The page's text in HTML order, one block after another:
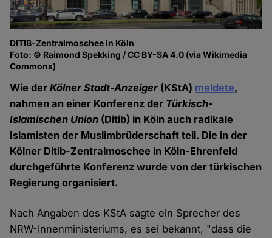
DITIB-Zentralmoschee in Köln
Foto: © Raimond Spekking / CC BY-SA 4.0 (via Wikimedia
Commons)
Wie derKölner Stadt-Anzeiger (KStA) meldete,
nahmen an einer Konferenz der Türkisch-
Islamischen Union (Ditib) in Köln auch radikale
Islamisten der Muslimbrüderschaft teil. Die in der
Kölner Ditib-Zentralmoschee in Köln-Ehrenfeld
durchgeführte Konferenz wurde von der türkischen
Regierung organisiert.
Nach Angaben des KStA sagte ein Sprecher des
NRW-Innenministeriums, es sei bekannt, "dass die